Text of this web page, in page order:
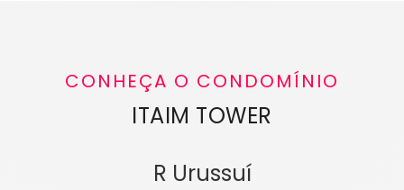
CONHEÇA O CONDOMÍNIO
ITAIM TOWER
R Urussuí